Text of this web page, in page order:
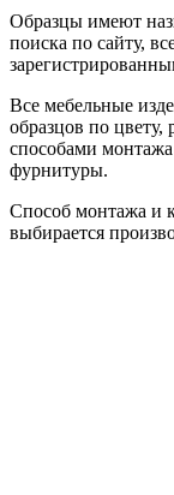
Образцы имеют
поиска по сайту,
Все мебельные
образцов по цвету,
способами
фурнитуры.
Способ монтажа и
выбирается